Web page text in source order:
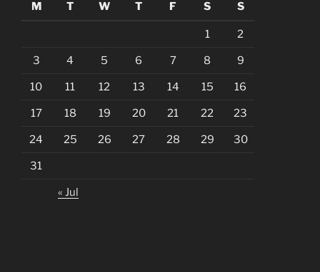
M
T W T F S S
1 2
3 4 5 6 7 8 9
10 11 12 13 14 15 16
17 18 19 20 21 22 23
24 25 26 27 28 29 30
31
« Jul